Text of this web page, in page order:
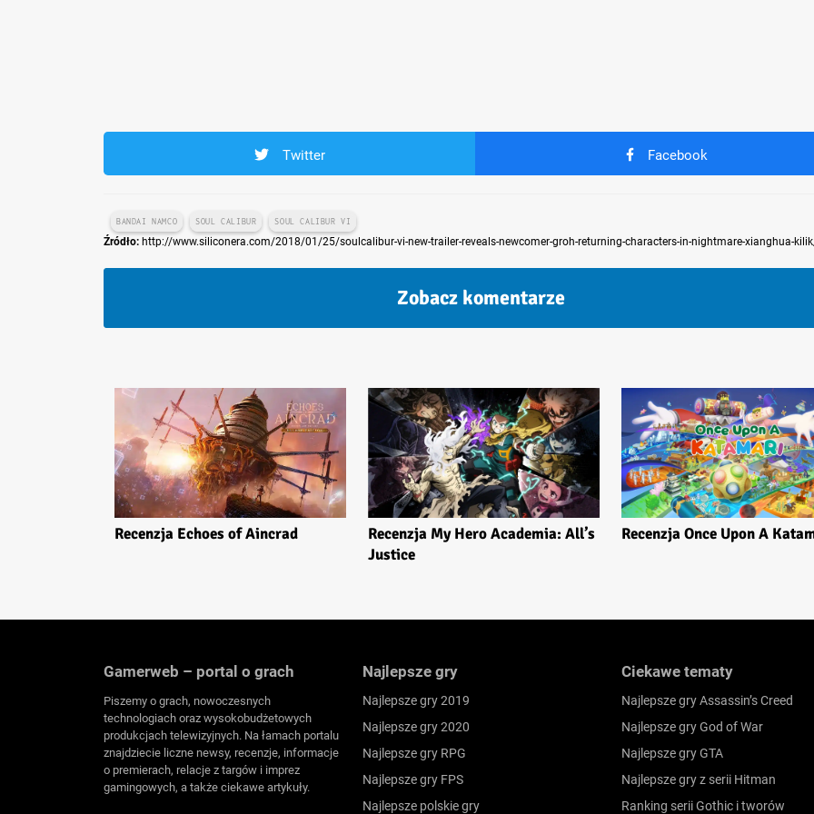
Twitter Facebook
BANDAI NAMCO SOUL CALIBUR SOUL CALIBUR VI
Źródło: http://www.siliconera.com/2018/01/25/soulcalibur-vi-new-trailer-reveals-newcomer-groh-returning-characters-in-nightmare-xianghua-
Zobacz komentarze
Recenzja Echoes of Aincrad
Recenzja My Hero Academia: All’s
Justice
Recenzja Once Upon A
Gamerweb – portal o grach
Piszemy o grach, nowoczesnych
technologiach oraz wysokobudżetowych
produkcjach telewizyjnych. Na łamach portalu
znajdziecie liczne newsy, recenzje, informacje
o premierach, relacje z targów i imprez
gamingowych, a także ciekawe artykuły.
Najlepsze gry
Najlepsze gry 2019
Najlepsze gry 2020
Najlepsze gry RPG
Najlepsze gry FPS
Najlepsze polskie gry
Ciekawe tematy
Najlepsze gry Assassin’s Creed
Najlepsze gry God of War
Najlepsze gry GTA
Najlepsze gry z serii Hitman
Ranking serii Gothic i tworów